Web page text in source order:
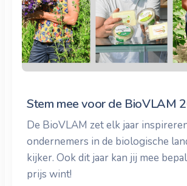
Stem mee voor de BioVLAM
De BioVLAM zet elk jaar
ondernemers in de biologische
kijker. Ook dit jaar kan jij mee
prijs wint!